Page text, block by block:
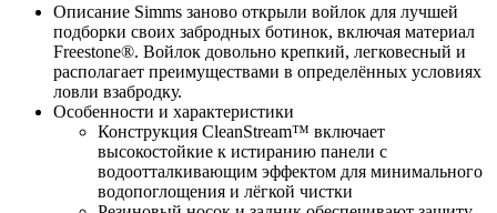
Описание Simms заново открыли войлок для лучшей
подборки своих забродных ботинок, включая материал
Freestone®. Войлок довольно крепкий, легковесный и
располагает преимуществами в определённых условиях
ловли взабродку.
Особенности и характеристики
Конструкция CleanStream™ включает
высокостойкие к истиранию панели с
водоотталкивающим эффектом для минимального
водопоглощения и лёгкой чистки